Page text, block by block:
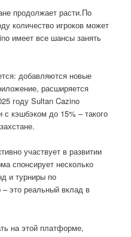
продолжает расти.По
количество игроков может
имеет все шансы занять
добавляются новые
расширяется
году Sultan Cazino
с кэшбэком до 15% – такого
участвует в развитии
спонсирует несколько
и турниры по
– это реальный вклад в
на этой платформе,